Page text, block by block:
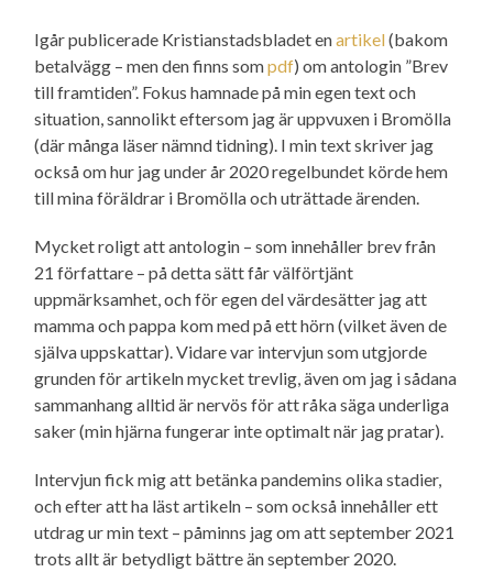
Igår publicerade Kristianstadsbladet enartikel(bakom
betalvägg – men den finns sompdf) om antologin ”Brev
till framtiden”. Fokus hamnade på min egen text och
situation, sannolikt eftersom jag är uppvuxen i Bromölla
(där många läser nämnd tidning). I min text skriver jag
också om hur jag under år 2020 regelbundet körde hem
till mina föräldrar i Bromölla och uträttade ärenden.
Mycket roligt att antologin – som innehåller brev från
21 författare – på detta sätt får välförtjänt
uppmärksamhet, och för egen del värdesätter jag att
mamma och pappa kom med på ett hörn (vilket även de
själva uppskattar). Vidare var intervjun som utgjorde
grunden för artikeln mycket trevlig, även om jag i sådana
sammanhang alltid är nervös för att råka säga underliga
saker (min hjärna fungerar inte optimalt när jag pratar).
Intervjun fick mig att betänka pandemins olika stadier,
och efter att ha läst artikeln – som också innehåller ett
utdrag ur min text – påminns jag om att september 2021
trots allt är betydligt bättre än september 2020.